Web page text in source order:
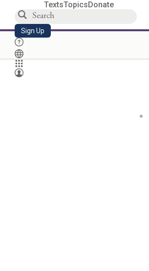
TextsTopicsDonate
Sign Up